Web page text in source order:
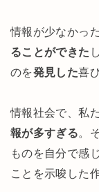
情報が少なかっ
ることができた
のを発見した喜
情報社会で、私
報が多すぎる。
ものを自分で感
ことを示唆した